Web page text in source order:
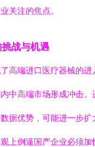
关注的焦点。
战与机遇
高端进口医疗器械的进
中高端市场形成冲击
据优势，可能进一步
上倒逼国产企业必须